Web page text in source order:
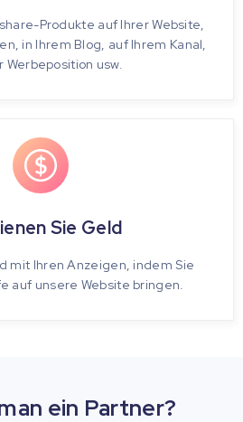
Produkte auf Ihrer Website,
in Ihrem Blog, auf Ihrem Kanal,
Werbeposition usw.
Sie Geld
mit Ihren Anzeigen, indem Sie
auf unsere Website bringen.
ein Partner?